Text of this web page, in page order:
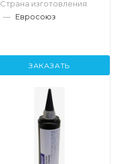
Страна изготовления
— Евросоюз
ЗАКАЗАТЬ